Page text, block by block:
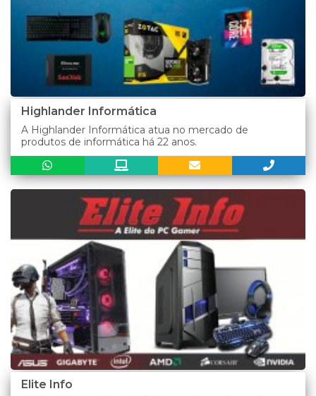
Highlander Informática
A Highlander Informática atua no mercado de
produtos de informática há 22 anos.
Elite Info